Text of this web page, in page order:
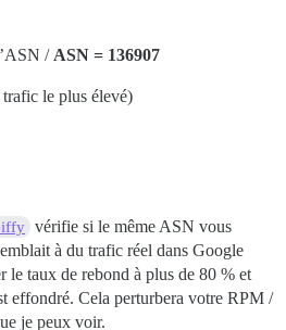
/ ASN = 136907
le plus élevé)
vérifie si le même ASN vous
à du trafic réel dans Google
le taux de rebond à plus de 80 % et
effondré. Cela perturbera votre RPM /
je peux voir.